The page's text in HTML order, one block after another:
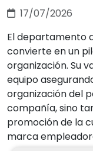
17/07/2026
El departamento
convierte en un
organización. Su
equipo
organización del
compañía, sino
promoción de la
marca